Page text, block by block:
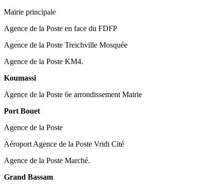
Mairie principale
Agence de la Poste en face du FDFP
Agence de la Poste Treichville Mosquée
Agence de la Poste KM4.
Koumassi
Agence de la Poste 6e arrondissement Mairie
Port Bouet
Agence de la Poste
Aéroport Agence de la Poste Vridi Cité
Agence de la Poste Marché.
Grand Bassam